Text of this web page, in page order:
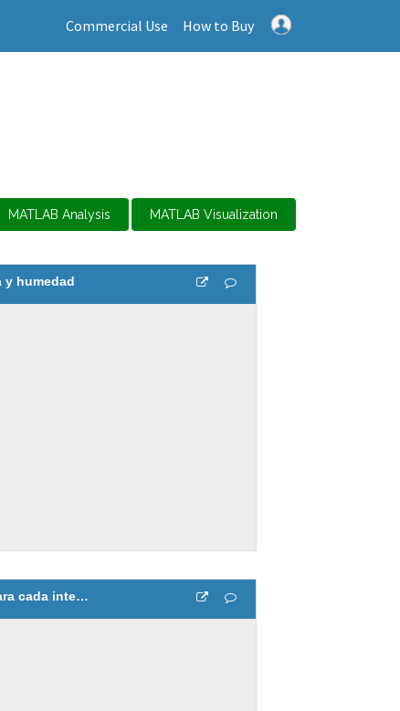
Commercial Use How to Buy
MATLAB Analysis MATLAB Visualization
y humedad
Número de mediciones para cada intervalo de temperatura